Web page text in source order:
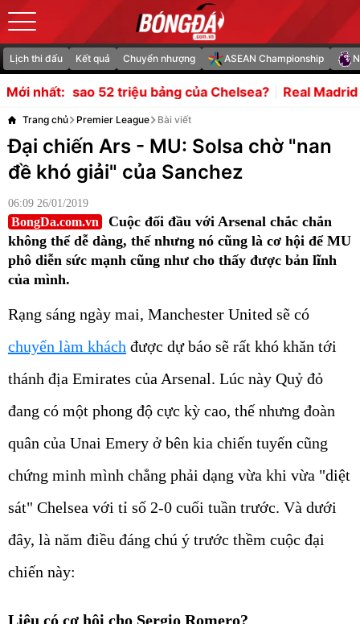
Lịch thi đấu Kết quả Chuyển nhượng ASEAN Championship
Mới nhất:
bảng của Chelsea? Real Madrid dùng tiềm lực tài
Trang chủ Premier League Bài viết
Đại chiến Ars - MU: Solsa chờ "nan
đề khó giải" của Sanchez
06:09 26/01/2019
BongDa.com.vn
Cuộc đối đầu với Arsenal chắc chắn
không thể dễ dàng, thế nhưng nó cũng là cơ hội để MU
phô diễn sức mạnh cũng như cho thấy được bản lĩnh
của mình.
Rạng sáng ngày mai, Manchester United sẽ có
chuyến làm khách được dự báo sẽ rất khó khăn tới
thánh địa Emirates của Arsenal. Lúc này Quỷ đỏ
đang có một phong độ cực kỳ cao, thế nhưng đoàn
quân của Unai Emery ở bên kia chiến tuyến cũng
chứng minh mình chẳng phải dạng vừa khi vừa "diệt
sát" Chelsea với tỉ số 2-0 cuối tuần trước. Và dưới
đây, là năm điều đáng chú ý trước thềm cuộc đại
chiến này:
Liệu có cơ hội cho Sergio Romero?